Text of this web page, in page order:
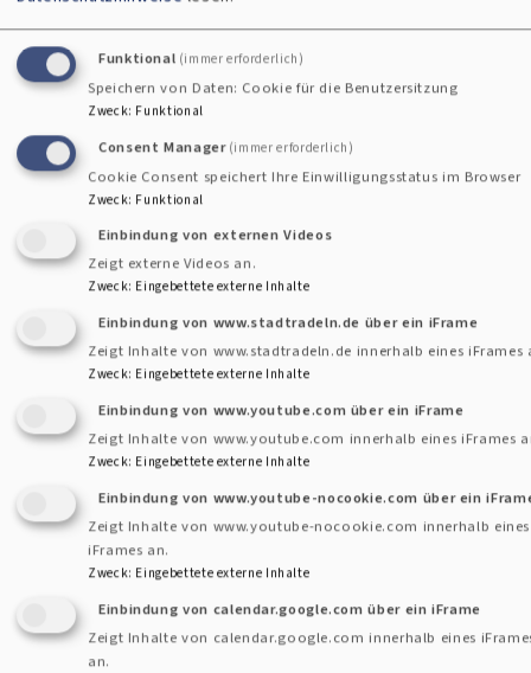
Atmosphäre nicht gelungene
Lebensbereiche an und korrigieren nach dem "Endlich
Leben"-12-Schritte-Programm krankmachende Lebens- und
Es muss nicht bleiben, wie es ist. Leben ist Bewegung.
Schritte sowie
Gottes Hilfe eine neue Lebensweise zu lernen und zu üben.
Wir laden dich ein, wie wir zu entdecken, dass unsere
Gemeinschaft mit ihren
wöchentlichen Treffen in liebevoller, wertschätzender
Atmosphäre dienlich sein
kann, um emotionale und - so Gott will - körperliche
Wir vertrauen auf die Hilfe Gottes und danken ihm für das,
was er hier und jetzt tun will.
Wir freuen uns über jeden, der sich mit uns auf den Weg
macht.
Funktional (immer erforderlich)
Speichern von Daten: Cookie für die Benutzersitzung
Zweck: Funktional
Consent Manager (immer erforderlich)
Cookie Consent speichert Ihre Einwilligungsstatus im Browser
Zweck: Funktional
Einbindung von externen Videos
Zeigt externe Videos an.
Zweck: Eingebettete externe Inhalte
Einbindung von www.stadtradeln.de über ein iFrame
Zeigt Inhalte von www.stadtradeln.de innerhalb eines iFrames
Zweck: Eingebettete externe Inhalte
Einbindung von www.youtube.com über ein iFrame
Zeigt Inhalte von www.youtube.com innerhalb eines iFrames
Zweck: Eingebettete externe Inhalte
Einbindung von www.youtube-nocookie.com über ein
Zeigt Inhalte von www.youtube-nocookie.com innerhalb eines
iFrames an.
Zweck: Eingebettete externe Inhalte
Einbindung von calendar.google.com über ein iFrame
Zeigt Inhalte von calendar.google.com innerhalb eines
an.